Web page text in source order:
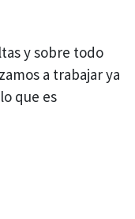
y sobre todo
a trabajar ya
que es